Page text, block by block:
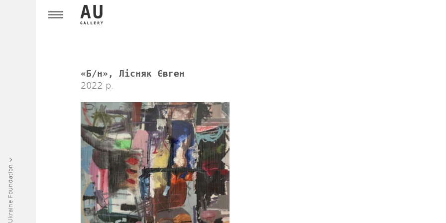
«Б/н», Лісняк Євген
2022 р.
Art Ukraine Foundation